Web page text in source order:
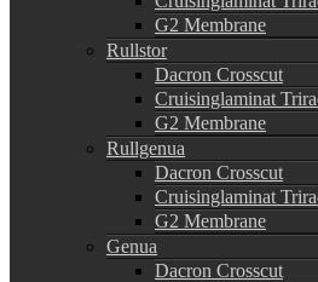
G2 Membrane
Rullstor
Dacron Crosscut
Cruisinglaminat
G2 Membrane
Rullgenua
Dacron Crosscut
Cruisinglaminat
G2 Membrane
Genua
Dacron Crosscut